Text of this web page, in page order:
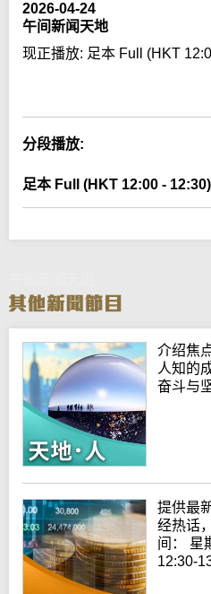
2026-04-24
午间新闻天地
现正播放: 足本 Full (HKT
分段播放:
足本 Full (HKT 12:00 - 12:30)
介绍焦
人知的
奋斗与
提供最
经热话
间： 星
12:30-